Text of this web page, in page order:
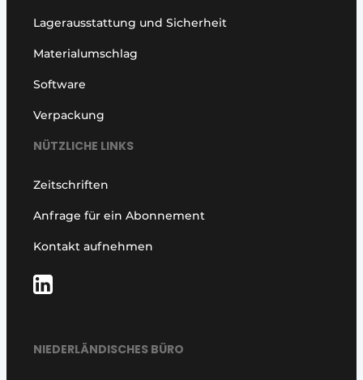
Lagerausstattung und Sicherheit
Materialumschlag
Software
Verpackung
NÜTZLICHE LINKS
Zeitschriften
Anfrage für ein Abonnement
Kontakt aufnehmen
NIEDERLÄNDISCHES BÜRO